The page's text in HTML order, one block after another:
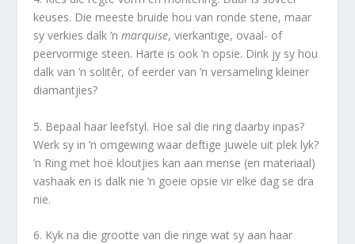
keuses. Die meeste bruide hou van ronde stene, maar
sy verkies dalk ’nmarquise, vierkantige, ovaal- of
peervormige steen. Harte is ook ’n opsie. Dink jy sy hou
dalk van ’n solitêr, of eerder van ’n versameling kleiner
diamantjies?
5. Bepaal haar leefstyl. Hoe sal die ring daarby inpas?
Werk sy in ’n omgewing waar deftige juwele uit plek lyk?
’n Ring met hoë kloutjies kan aan mense (en materiaal)
vashaak en is dalk nie ’n goeie opsie vir elke dag se dra
nie.
6. Kyk na die grootte van die ringe wat sy aan haar